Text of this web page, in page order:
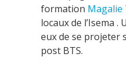
formation Magalie
locaux de l’Isema
eux de se projeter
post BTS.